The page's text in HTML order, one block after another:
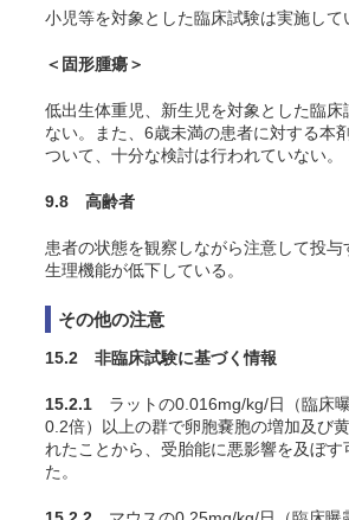
小児等を対象とした臨床試験は実施して
＜固形腫瘍＞
低出生体重児、新生児を対象とした臨床
ない。また、6歳未満の患者に対する本
ついて、十分な検討は行われていない。
9.8 高齢者
患者の状態を観察しながら注意して投与
生理機能が低下している。
その他の注意
15.2 非臨床試験に基づく情報
15.2.1 ラットの0.016mg/kg/日（臨床
0.2倍）以上の群で卵胞嚢胞の増加及び
れたことから、受胎能に悪影響を及ぼす
た。